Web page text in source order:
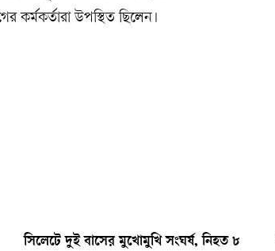
কর্মকর্তারা উপস্থিত ছিলেন।
সিলেটে দুই বাসের মুখোমুখি সংঘর্ষ, নিহত ৮